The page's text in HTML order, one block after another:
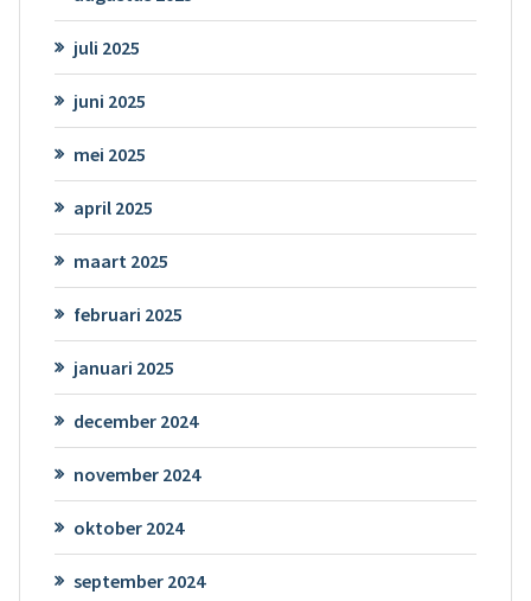
juli 2025
juni 2025
mei 2025
april 2025
maart 2025
februari 2025
januari 2025
december 2024
november 2024
oktober 2024
september 2024